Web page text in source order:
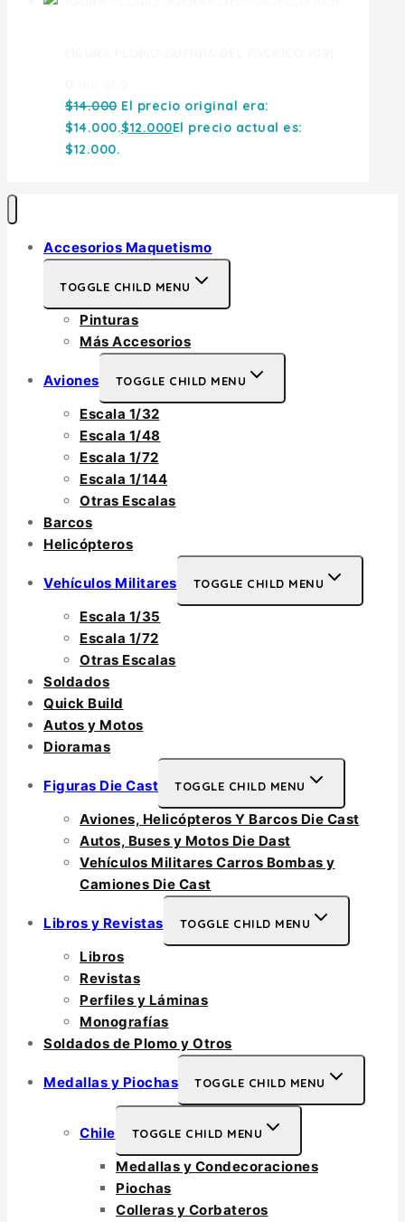
$14.000 El precio original era:
$14.000.$12.000El precio actual es:
$12.000.
Accesorios Maquetismo
TOGGLE CHILD MENU
Pinturas
Más Accesorios
Aviones TOGGLE CHILD MENU
Escala 1/32
Escala 1/48
Escala 1/72
Escala 1/144
Otras Escalas
Barcos
Helicópteros
Vehículos Militares TOGGLE CHILD MENU
Escala 1/35
Escala 1/72
Otras Escalas
Soldados
Quick Build
Autos y Motos
Dioramas
Figuras Die Cast TOGGLE CHILD MENU
Aviones, Helicópteros Y Barcos Die Cast
Autos, Buses y Motos Die Dast
Vehículos Militares Carros Bombas y
Camiones Die Cast
Libros y Revistas TOGGLE CHILD MENU
Libros
Revistas
Perfiles y Láminas
Monografías
Soldados de Plomo y Otros
Medallas y Piochas TOGGLE CHILD MENU
Chile TOGGLE CHILD MENU
Medallas y Condecoraciones
Piochas
Colleras y Corbateros